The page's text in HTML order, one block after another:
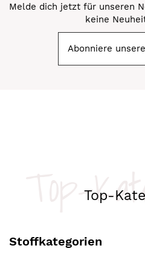
Melde dich jetzt für unseren
keine
Abonniere
Top-
Top-
Stoffkategorien